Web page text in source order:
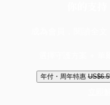
年付・周年特惠 US$6.5